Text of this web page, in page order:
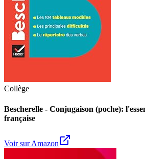
Collège
Bescherelle - Conjugaison (poche):
française
Voir sur Amazon